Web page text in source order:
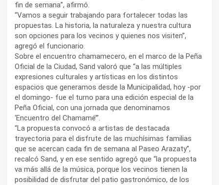
fin de semana”, afirmó.
“Vamos a seguir trabajando para fortalecer todas las
propuestas. La historia, la naturaleza y nuestra cultura
son opciones para los vecinos y quienes nos visiten”,
agregó el funcionario.
Sobre el encuentro chamamecero, en el marco de la Peña
Oficial de la Ciudad, Sand valoró que “a las múltiples
expresiones culturales y artísticas en los distintos
espacios que generamos desde la Municipalidad, hoy -por
el domingo- fue el turno para una edición especial de la
Peña Oficial, con una jornada que denominamos
‘Encuentro del Chamamé’”.
“La propuesta convocó a artistas de destacada
trayectoria para el disfrute de las muchísimas familias
que se acercan cada fin de semana al Paseo Arazaty”,
recalcó Sand, y en ese sentido agregó que “la propuesta
va más allá de la música, porque los vecinos tienen la
posibilidad de disfrutar del patio gastronómico, de los